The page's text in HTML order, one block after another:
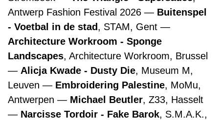
Antwerp Fashion Festival 2026
Buitenspel
- Voetbal in de stad, STAM, Gent
Architecture Workroom - Sponge
Landscapes, Architecture Workroom, Brussel
Alicja Kwade - Dusty Die, Museum M,
Leuven
Embroidering Palestine, MoMu,
Antwerpen
Michael Beutler, Z33, Hasselt
Narcisse Tordoir - Fake Barok, S.M.A.K.,